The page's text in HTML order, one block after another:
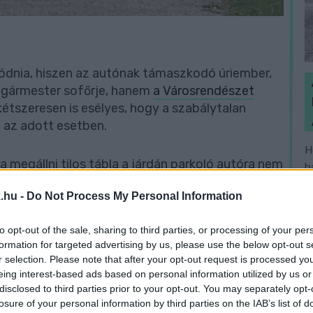
- Do Not Process My Personal Information
opt-out of the sale, sharing to third parties, or processing of your
for targeted advertising by us, please use the below opt-out
selection. Please note that after your opt-out request is processed
interest-based ads based on personal information utilized by us
to third parties prior to your opt-out. You may separately
of your personal information by third parties on the IAB’s list of
hiszen az autónak támaszkodó úriember,
sofőrje, hanem a Városrendészet
is esélyes, hogy a szabálytalan
az adott esetben.
megállni tilos tábla a járdán parkoló autóra nem
Ebben igazuk van, ugyanakkor
parkol. Javasoljuk ehhez fellapozni a
- csak akkor szabad megállni, ha